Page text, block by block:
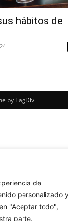
de
personalizado y
"Aceptar todo",
parte.
hábitos de
by TagDiv